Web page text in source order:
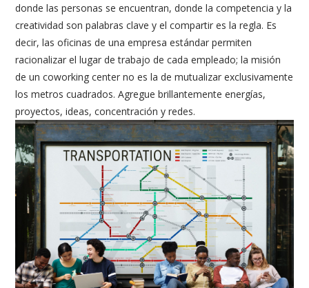
donde las personas se encuentran, donde la competencia y la
creatividad son palabras clave y el compartir es la regla. Es
decir, las oficinas de una empresa estándar permiten
racionalizar el lugar de trabajo de cada empleado; la misión
de un coworking center no es la de mutualizar exclusivamente
los metros cuadrados. Agregue brillantemente energías,
proyectos, ideas, concentración y redes.